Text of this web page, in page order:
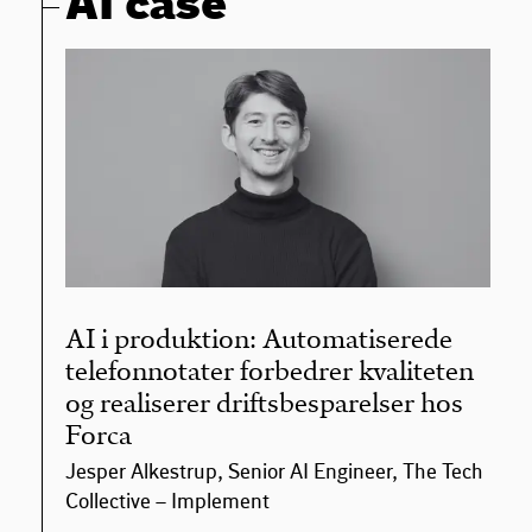
AI i produktion: Automatiserede
telefonnotater forbedrer kvaliteten
og realiserer driftsbesparelser hos
Forca
Jesper Alkestrup, Senior AI Engineer, The Tech
Collective – Implement